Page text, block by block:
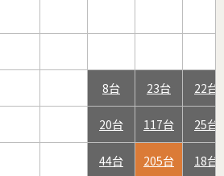
8 23 22
20 117 25
44 205 18